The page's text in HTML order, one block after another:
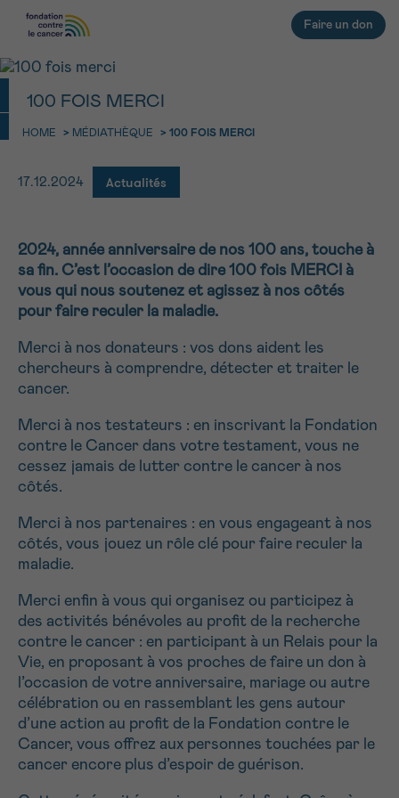
Faire un don
100 FOIS MERCI
HOME > MÉDIATHÈQUE > 100 FOIS MERCI
17.12.2024 Actualités
2024, année anniversaire de nos 100 ans, touche à
sa fin. C’est l’occasion de dire 100 fois MERCI à
vous qui nous soutenez et agissez à nos côtés
pour faire reculer la maladie.
Merci à nos donateurs : vos dons aident les
chercheurs à comprendre, détecter et traiter le
cancer.
Merci à nos testateurs : en inscrivant la Fondation
contre le Cancer dans votre testament, vous ne
cessez jamais de lutter contre le cancer à nos
côtés.
Merci à nos partenaires : en vous engageant à nos
côtés, vous jouez un rôle clé pour faire reculer la
maladie.
Merci enfin à vous qui organisez ou participez à
des activités bénévoles au profit de la recherche
contre le cancer : en participant à un Relais pour la
Vie, en proposant à vos proches de faire un don à
l’occasion de votre anniversaire, mariage ou autre
célébration ou en rassemblant les gens autour
d’une action au profit de la Fondation contre le
Cancer, vous offrez aux personnes touchées par le
cancer encore plus d’espoir de guérison.
FACE AU CANCER VOUS N’ÊTES
Des professionnels pour répondre à toutes vos
questions sur le cancer
Contactez-nous
Par téléphone
Via le formulaire de contact
Je souhaite être rappelé.e
En savoir plus sur Cancerinfo
RETOUR
VOTRE QUESTION
RETOUR
9h-11h
11h-13h
13h-16h
16h-18h
Suivant